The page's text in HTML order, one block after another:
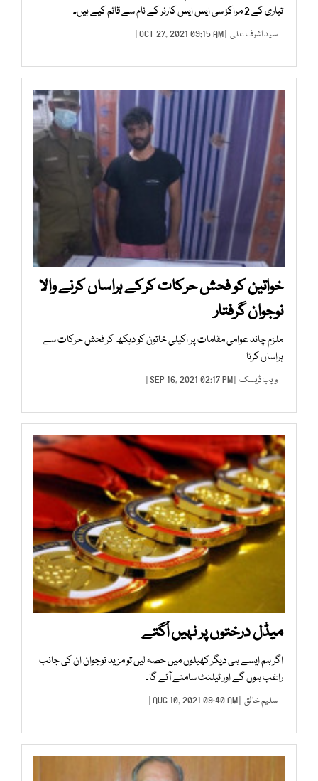
تیاری کے 2 مراکز سی ایس ایس کارنر کے نام سے قائم کیے ہیں۔
سید اشرف علی | OCT 27, 2021 09:15 AM |
خواتین کو فحش حرکات کرکے ہراساں کرنے والا
نوجوان گرفتار
ملزم چاند عوامی مقامات پر اکیلی خاتون کو دیکھ کر فحش حرکات سے
ہراساں کرتا
ویب ڈیسک | SEP 16, 2021 02:17 PM |
میڈل درختوں پر نہیں اْگتے
اگر ہم ایسے ہی دیگر کھیلوں میں حصہ لیں تو مزید نوجوان ان کی جانب
راغب ہوں گے اور ٹیلنٹ سامنے آئے گا۔
سلیم خالق | AUG 10, 2021 09:40 AM |